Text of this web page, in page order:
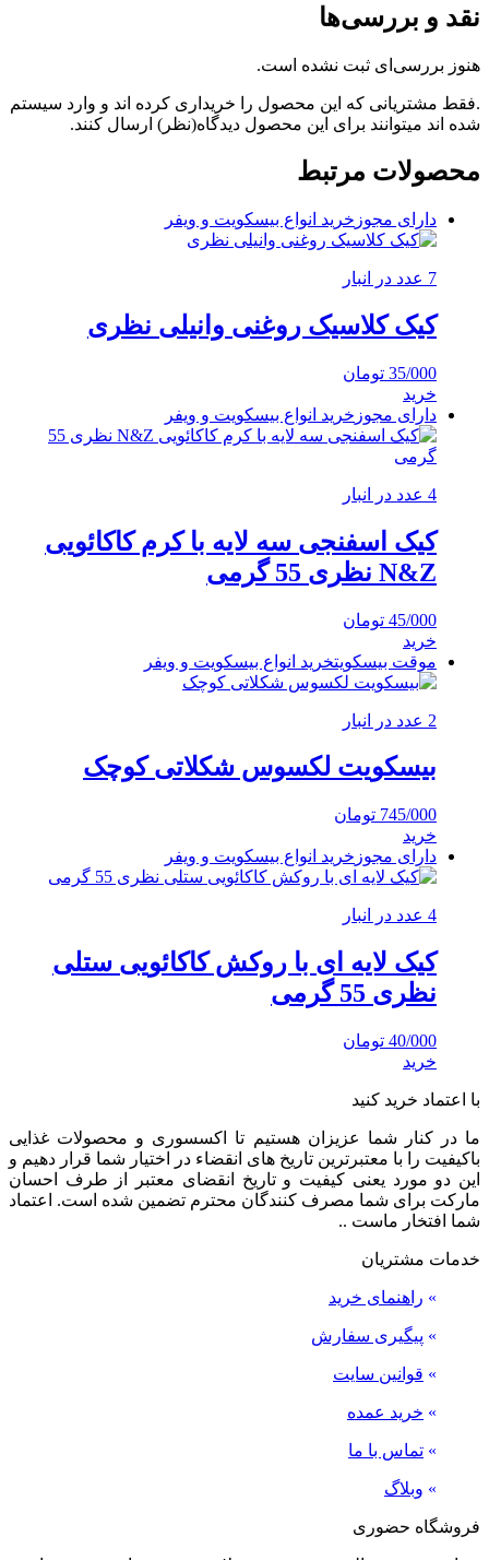
نقد و بررسی‌ها
هنوز بررسی‌ای ثبت نشده است.
.فقط مشتریانی که این محصول را خریداری کرده اند و وارد سیستم
شده اند میتوانند برای این محصول دیدگاه(نظر) ارسال کنند.
محصولات مرتبط
دارای مجوز خرید انواع بیسکویت و ویفر
7 عدد در انبار
کیک کلاسیک روغنی وانیلی نظری
35/000 تومان
خرید
دارای مجوز خرید انواع بیسکویت و ویفر
4 عدد در انبار
کیک اسفنجی سه لایه با کرم کاکائویی
N&Z نظری 55 گرمی
45/000 تومان
خرید
موقت بیسکویتخرید انواع بیسکویت و ویفر
2 عدد در انبار
بیسکویت لکسوس شکلاتی کوچک
745/000 تومان
خرید
دارای مجوز خرید انواع بیسکویت و ویفر
4 عدد در انبار
کیک لایه ای با روکش کاکائویی ستلی
نظری 55 گرمی
40/000 تومان
خرید
با اعتماد خرید کنید
ما در کنار شما عزیزان هستیم تا اکسسوری و محصولات غذایی
باکیفیت را با معتبرترین تاریخ های انقضاء در اختیار شما قرار دهیم و
این دو مورد یعنی کیفیت و تاریخ انقضای معتبر از طرف احسان
مارکت برای شما مصرف کنندگان محترم تضمین شده است. اعتماد
شما افتخار ماست ..
خدمات مشتریان
» راهنمای خرید
» پیگیری سفارش
» قوانین سایت
» خرید عمده
» تماس با ما
» وبلاگ
فروشگاه حضوری